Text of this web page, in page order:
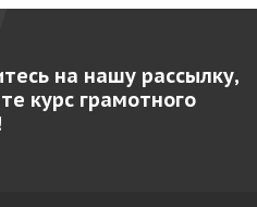
на нашу рассылку,
курс грамотного